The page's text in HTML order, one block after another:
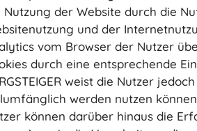
Nutzung der Website durch die
und der
vom Browser der Nutzer
durch eine entsprechende
weist die Nutzer
werden nutzen
können darüber hinaus die